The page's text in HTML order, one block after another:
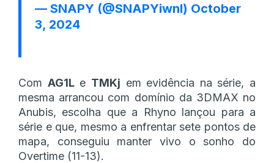
— SNAPY (@SNAPYiwnl) October
3, 2024
Com AG1Le TMKj em evidência na série, a
mesma arrancou com domínio da 3DMAX no
Anubis, escolha que a Rhyno lançou para a
série e que, mesmo a enfrentar sete pontos de
mapa, conseguiu manter vivo o sonho do
Overtime (11-13).